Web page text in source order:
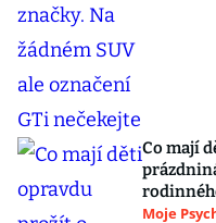
Co mají
Moje